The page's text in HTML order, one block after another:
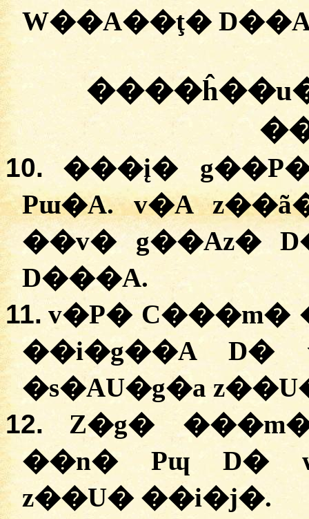
W��A��ţ�
�
�
10. ���į�
Pɯ�A.v�A
��v� g��Az�
D���A.
11. v�P� C���m�
��i�g��AD�
�s�AU�g�a
12.
Z�g��
��n�Pɰ D�
z��U���i�j�.